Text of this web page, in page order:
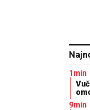
1min
9min